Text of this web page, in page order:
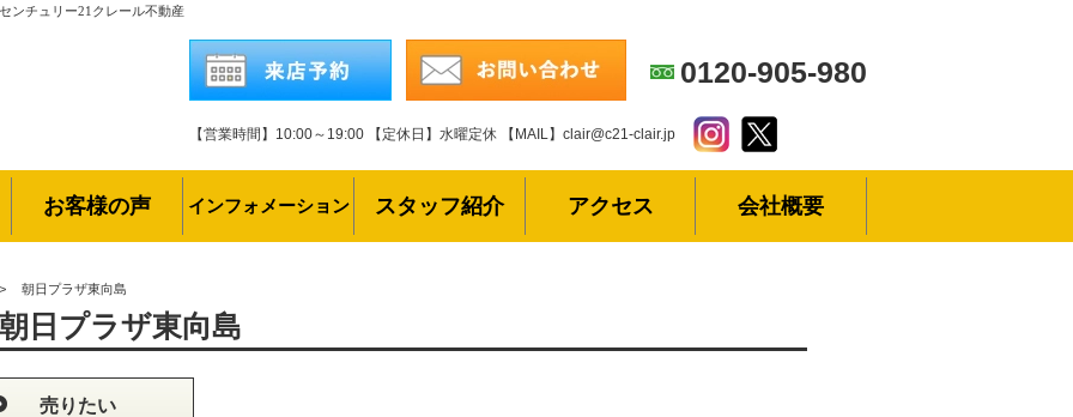
ンチュリー21クレール不動産
0120-905-980
【営業時間】10:00～19:00 【定休日】水曜定休 【MAIL】clair@c21-clair.jp
お客様の声 インフォメーション スタッフ紹介 アクセス 会社概要
朝日プラザ東向島
日プラザ東向島
売りたい